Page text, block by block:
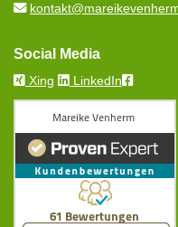
Social Media
Xing LinkedIn